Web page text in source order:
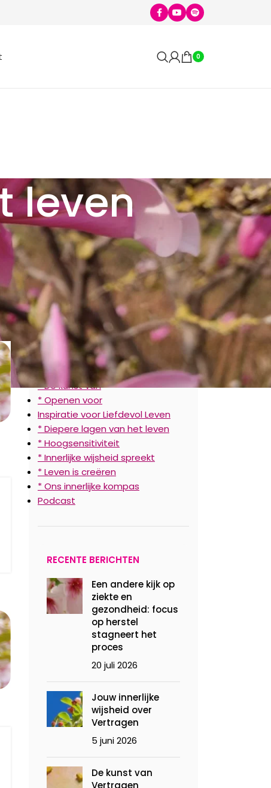
0
leven
CATEGORIEËN
Ervaar de Natuurlijke Stroom
* Afstemmen op
* De kunst van
* Openen voor
Inspiratie voor Liefdevol Leven
* Diepere lagen van het leven
* Hoogsensitiviteit
* Innerlijke wijsheid spreekt
* Leven is creëren
* Ons innerlijke kompas
Podcast
RECENTE BERICHTEN
Een andere kijk op
ziekte en
gezondheid: focus
op herstel
stagneert het
proces
20 juli 2026
Jouw innerlijke
wijsheid over
Vertragen
5 juni 2026
De kunst van
Vertragen